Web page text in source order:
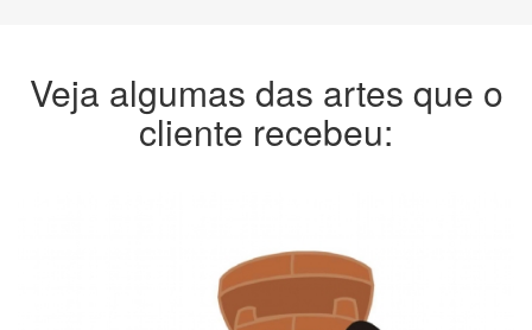
Veja algumas das artes que o
cliente recebeu: